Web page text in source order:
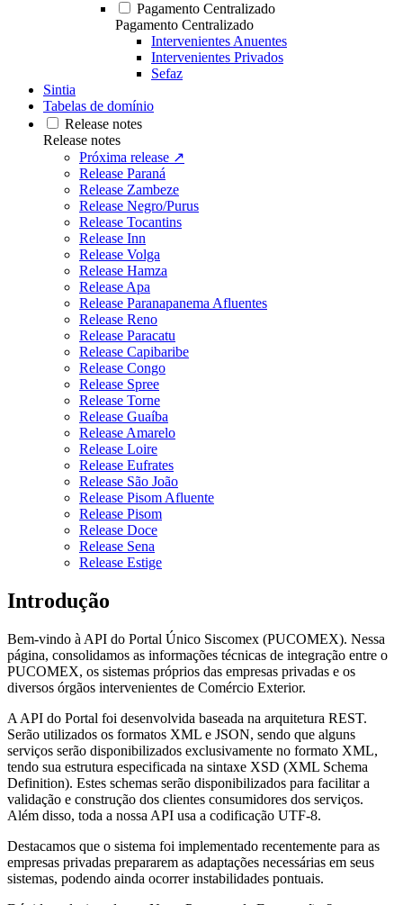
Pagamento Centralizado
Pagamento Centralizado
Intervenientes Anuentes
Intervenientes Privados
Sefaz
Sintia
Tabelas de domínio
Release notes
Release notes
Próxima release ↗
Release Paraná
Release Zambeze
Release Negro/Purus
Release Tocantins
Release Inn
Release Volga
Release Hamza
Release Apa
Release Paranapanema Afluentes
Release Reno
Release Paracatu
Release Capibaribe
Release Congo
Release Spree
Release Torne
Release Guaíba
Release Amarelo
Release Loire
Release Eufrates
Release São João
Release Pisom Afluente
Release Pisom
Release Doce
Release Sena
Release Estige
Introdução
Bem-vindo à API do Portal Único Siscomex (PUCOMEX). Nessa
página, consolidamos as informações técnicas de integração entre o
PUCOMEX, os sistemas próprios das empresas privadas e os
diversos órgãos intervenientes de Comércio Exterior.
A API do Portal foi desenvolvida baseada na arquitetura REST.
Serão utilizados os formatos XML e JSON, sendo que alguns
serviços serão disponibilizados exclusivamente no formato XML,
tendo sua estrutura especificada na sintaxe XSD (XML Schema
Definition). Estes schemas serão disponibilizados para facilitar a
validação e construção dos clientes consumidores dos serviços.
Além disso, toda a nossa API usa a codificação UTF-8.
Destacamos que o sistema foi implementado recentemente para as
empresas privadas prepararem as adaptações necessárias em seus
sistemas, podendo ainda ocorrer instabilidades pontuais.